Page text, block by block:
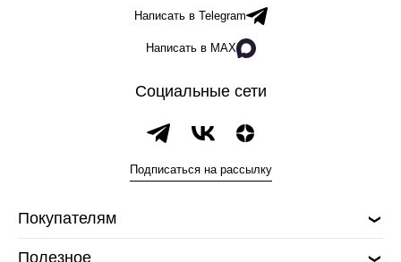
Написать в Telegram
Написать в MAX
Социальные сети
Подписаться на рассылку
Покупателям
Полезное